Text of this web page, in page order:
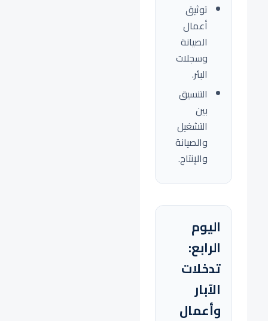
توثيق
أعمال
الصيانة
وسجلات
البئر.
التنسيق
بين
التشغيل
والصيانة
والإنتاج.
اليوم
الرابع:
تدخلات
الآبار
وأعمال